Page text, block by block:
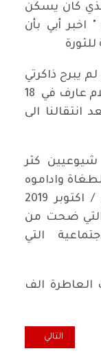
كان يسكن
اخبر أبي بأن
لم يبرح ذاكرتي
يوماً، ربما كان بعد انقلاب عبد السلام عارف في 18
بعد انتقالنا الى
شيوعيين كثر
واداموه
ليتلقفونه شباب انتفاضة تشرين / اكتوبر 2019
التي ضحت من
التي
العاطرة الف
في كولون
المقال التالي:
التالي